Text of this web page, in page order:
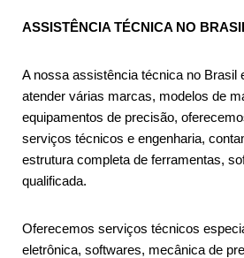
ASSISTÊNCIA TÉCNICA NO
A nossa assistência técnica no Brasil
atender várias marcas, modelos de
equipamentos de precisão,
serviços técnicos e engenharia,
estrutura completa de ferramentas,
qualificada.
Oferecemos serviços técnicos
eletrônica, softwares, mecânica de